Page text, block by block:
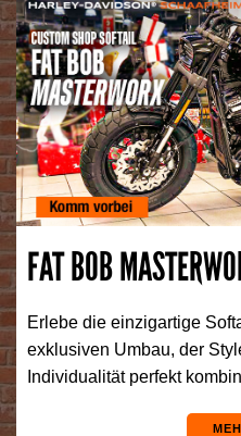
FAT BOB
Erlebe die einzigartige
exklusiven Umbau, der
Individualität perfekt